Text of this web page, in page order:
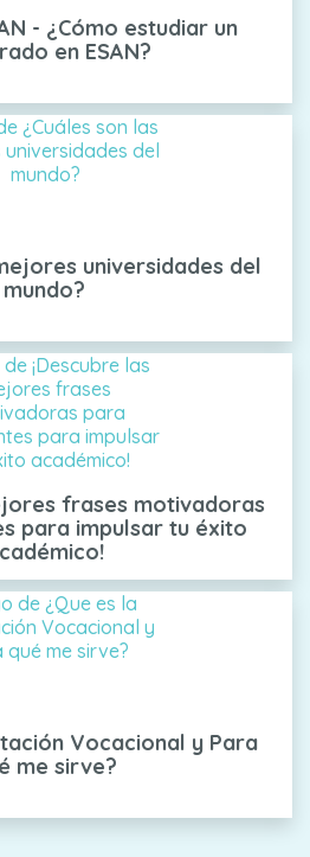
- ¿Cómo estudiar un
en ESAN?
universidades del
mundo?
frases motivadoras
para impulsar tu éxito
Vocacional y Para
me sirve?